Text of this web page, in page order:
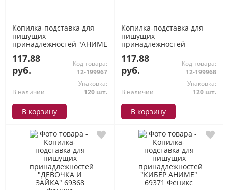
Копилка-подставка для
пишущих
принадлежностей "АНИМЕ
Феникс
117.88
руб.
Код товара:
12-199967
В наличии
Упаковка:
120 шт.
В корзину
Копилка-подставка для
пишущих
принадлежностей
69370 Феникс
117.88
руб.
Код товара:
12-199968
В наличии
Упаковка:
120 шт.
В корзину